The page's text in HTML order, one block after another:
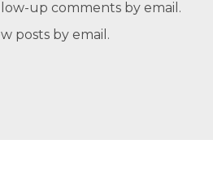
up comments by email.
posts by email.